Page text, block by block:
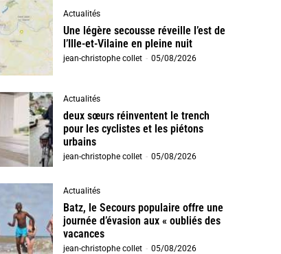
Actualités
Une légère secousse réveille l’est de
l’Ille-et-Vilaine en pleine nuit
jean-christophe collet - 05/08/2026
Actualités
deux sœurs réinventent le trench
pour les cyclistes et les piétons
urbains
jean-christophe collet - 05/08/2026
Actualités
Batz, le Secours populaire offre une
journée d’évasion aux « oubliés des
vacances
jean-christophe collet - 05/08/2026